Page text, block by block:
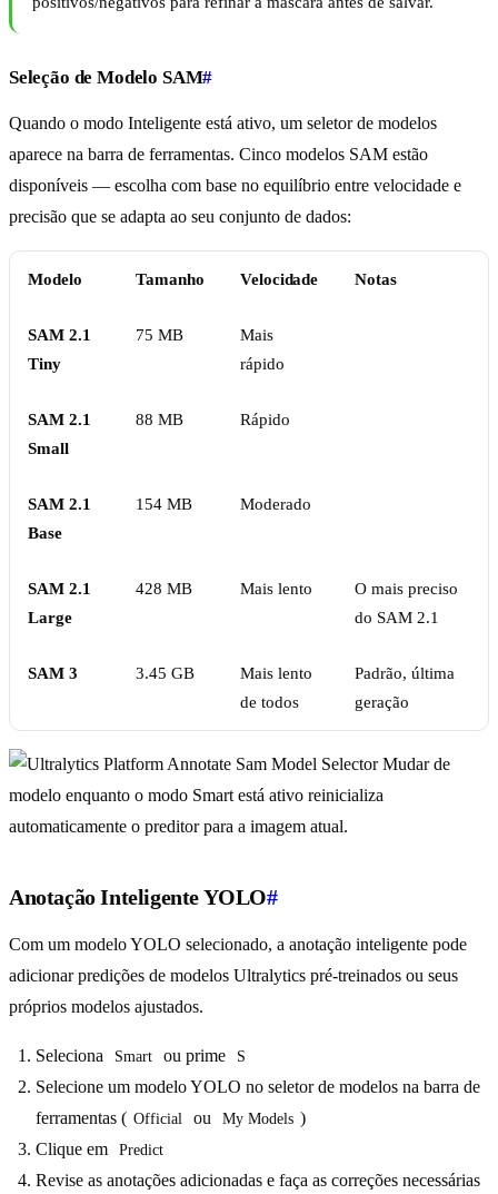
Seleção de Modelo SAM#
Quando o modo Inteligente está ativo, um seletor de modelos
aparece na barra de ferramentas. Cinco modelos SAM estão
disponíveis — escolha com base no equilíbrio entre velocidade e
precisão que se adapta ao seu conjunto de dados:
Modelo Tamanho Velocidade Notas
SAM 2.1
Tiny
75 MB
Mais
rápido
SAM 2.1
Small
88 MB Rápido
SAM 2.1
Base
154 MB Moderado
SAM 2.1
Large
428 MB Mais lento
O mais preciso
do SAM 2.1
SAM 3 3.45 GB
Mais lento
de todos
Padrão, última
geração
Mudar de
modelo enquanto o modo Smart está ativo reinicializa
automaticamente o preditor para a imagem atual.
Anotação Inteligente YOLO#
Com um modelo YOLO selecionado, a anotação inteligente pode
adicionar predições de modelos Ultralytics pré-treinados ou seus
próprios modelos ajustados.
Seleciona Smart ou prime S
Selecione um modelo YOLO no seletor de modelos na barra de
ferramentas ( Official ou My Models )
Clique em
Predict
Revise as anotações adicionadas e faça as correções necessárias